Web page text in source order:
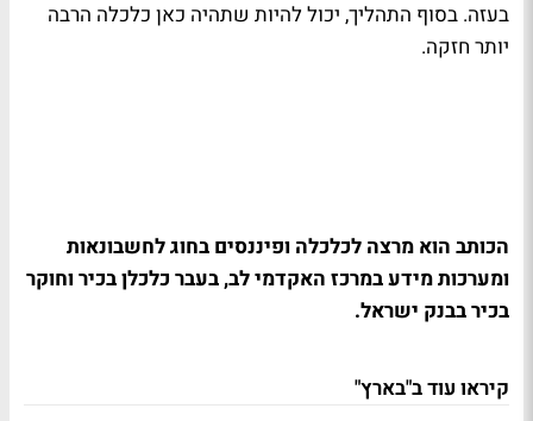
בעזה. בסוף התהליך, יכול להיות שתהיה כאן כלכלה הרבה
יותר חזקה.
הכותב הוא מרצה לכלכלה ופיננסים בחוג לחשבונאות
ומערכות מידע במרכז האקדמי לב, בעבר כלכלן בכיר וחוקר
בכיר בבנק ישראל.
קיראו עוד ב"בארץ"